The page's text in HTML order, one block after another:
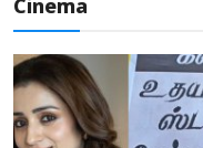
Cinema